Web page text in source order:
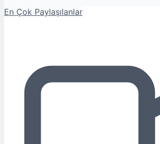
En Çok Paylaşılanlar